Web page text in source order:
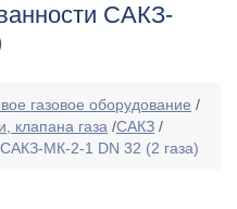
САКЗ-
газовое оборудование /
клапана газа /САКЗ /
САКЗ-МК-2-1 DN 32 (2 газа)